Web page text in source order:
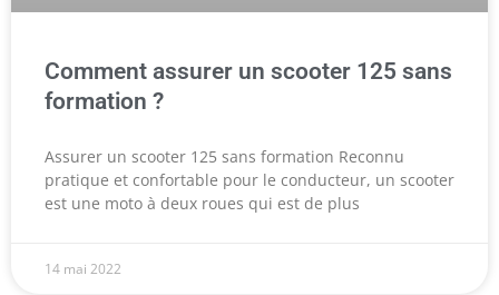
Comment assurer un scooter 125 sans
formation ?
Assurer un scooter 125 sans formation Reconnu
pratique et confortable pour le conducteur, un scooter
est une moto à deux roues qui est de plus
14 mai 2022